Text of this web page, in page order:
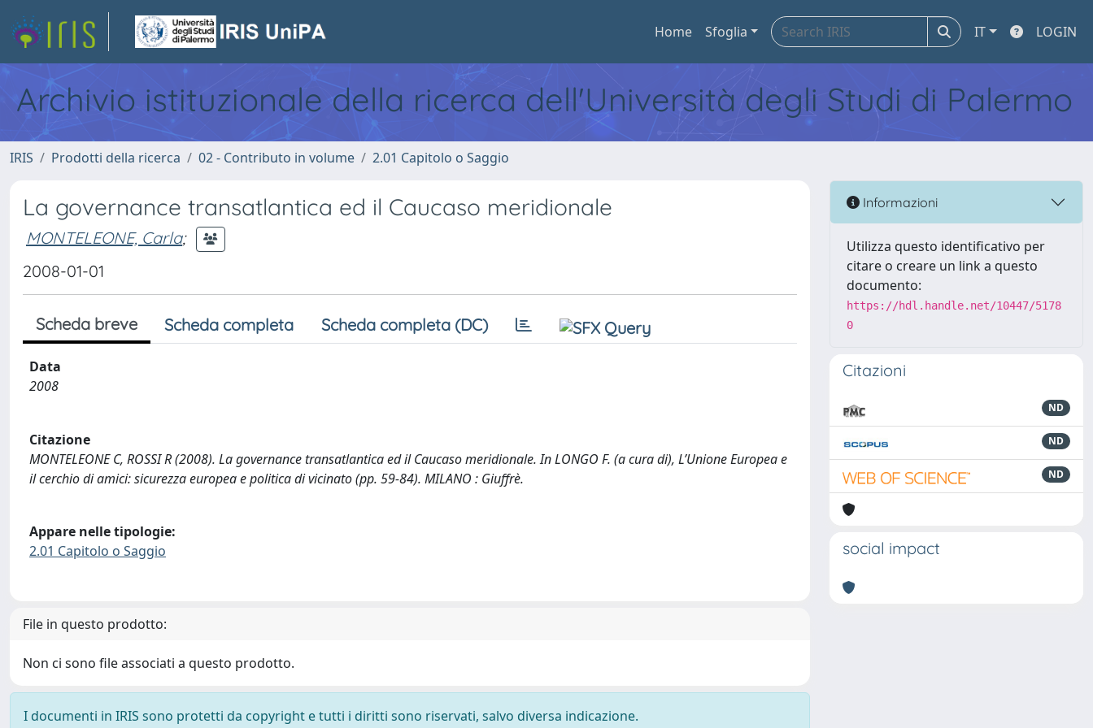
Home Sfoglia IT LOGIN
Archivio istituzionale della ricerca dell'Università degli Studi di Palermo
IRIS Prodotti della ricerca 02 - Contributo in volume 2.01 Capitolo o Saggio
La governance transatlantica ed il Caucaso meridionale
MONTELEONE, Carla;
2008-01-01
Scheda breve Scheda completa Scheda completa (DC)
Data
2008
Citazione
MONTELEONE C, ROSSI R (2008). La governance transatlantica ed il Caucaso meridionale. In LONGO F. (a cura di), L’Unione Europea e
il cerchio di amici: sicurezza europea e politica di vicinato (pp. 59-84). MILANO : Giuffrè.
Appare nelle tipologie:
2.01 Capitolo o Saggio
File in questo prodotto:
Non ci sono file associati a questo prodotto.
I documenti in IRIS sono protetti da copyright e tutti i diritti sono riservati, salvo diversa indicazione.
Informazioni
Utilizza questo identificativo per
citare o creare un link a questo
documento:
https://hdl.handle.net/10447/5178
0
Citazioni
ND
ND
ND
social impact